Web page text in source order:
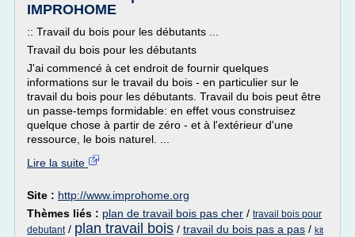
IMPROHOME
:: Travail du bois pour les débutants ...
Travail du bois pour les débutants
J'ai commencé à cet endroit de fournir quelques
informations sur le travail du bois - en particulier sur le
travail du bois pour les débutants. Travail du bois peut être
un passe-temps formidable: en effet vous construisez
quelque chose à partir de zéro - et à l'extérieur d'une
ressource, le bois naturel. ...
Lire la suite
Site : http://www.improhome.org
Thèmes liés : plan de travail bois pas cher / travail bois pour
debutant/ plan travail bois / travail du bois pas a pas / kit